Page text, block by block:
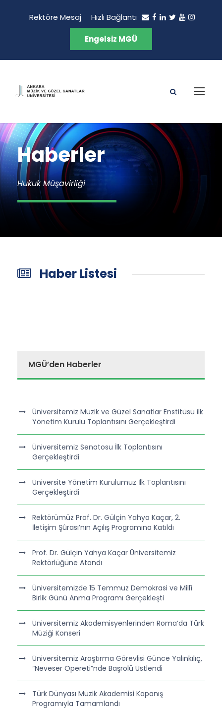
Rektöre Mesaj Hızlı Bağlantı
Engelsiz MGÜ
Haberler
Hukuk Müşavirliği
Haber Listesi
MGÜ’den Haberler
Üniversitemiz Müzik ve Güzel Sanatlar Enstitüsü ilk
Yönetim Kurulu Toplantısını Gerçekleştirdi
Üniversitemiz Senatosu İlk Toplantısını
Gerçekleştirdi
Üniversite Yönetim Kurulumuz İlk Toplantısını
Gerçekleştirdi
Rektörümüz Prof. Dr. Gülçin Yahya Kaçar, 2.
İletişim Şûrası’nın Açılış Programına Katıldı
Prof. Dr. Gülçin Yahya Kaçar Üniversitemiz
Rektörlüğüne Atandı
Üniversitemizde 15 Temmuz Demokrasi ve Millî
Birlik Günü Anma Programı Gerçekleşti
Üniversitemiz Akademisyenlerinden Roma’da Türk
Müziği Konseri
Üniversitemiz Araştırma Görevlisi Günce Yalınkılıç,
“Neveser Opereti”nde Başrolü Üstlendi
Türk Dünyası Müzik Akademisi Kapanış
Programıyla Tamamlandı